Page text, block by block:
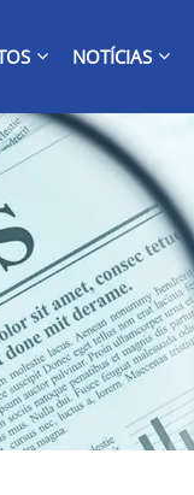
NOTÍCIAS